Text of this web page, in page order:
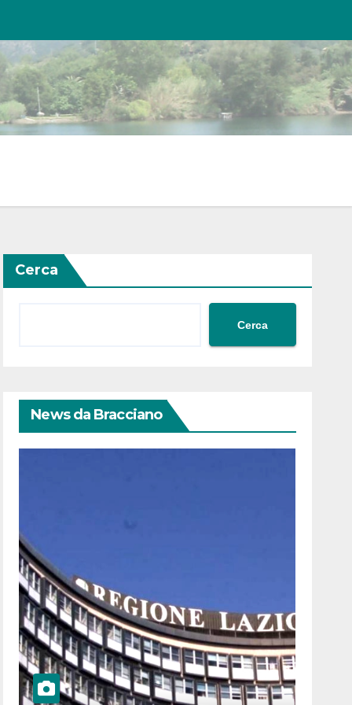
Cerca
Cerca
News da Bracciano